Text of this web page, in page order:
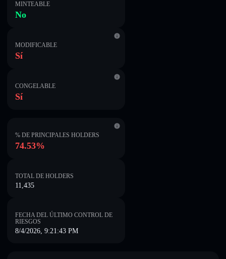
MINTEABLE
No
MODIFICABLE
Sí
CONGELABLE
Sí
% DE PRINCIPALES HOLDERS
74.53%
TOTAL DE HOLDERS
11,435
FECHA DEL ÚLTIMO CONTROL DE
RIESGOS
8/4/2026, 9:21:43 PM